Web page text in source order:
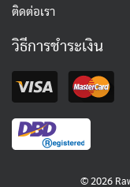
ติดต่อเรา
วิธีการชำระเงิน
© 2026